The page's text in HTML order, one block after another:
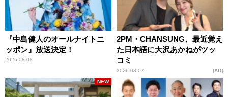
『中島健人のオールナイトニ
ッポン』放送決定！
2026.08.08
2PM・CHANSUNG、最近覚え
た日本語に大沢あかねがツッ
コミ
2026.08.07 AD
NEW